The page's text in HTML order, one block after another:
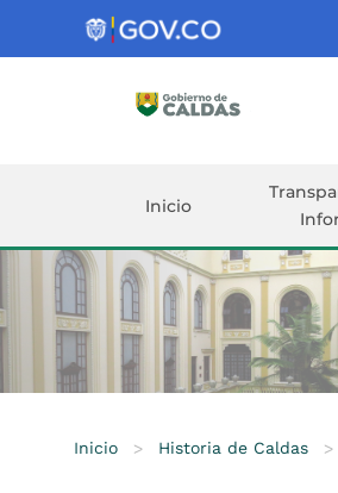
Gobernación
Inicio
Inicio > Historia de Caldas >